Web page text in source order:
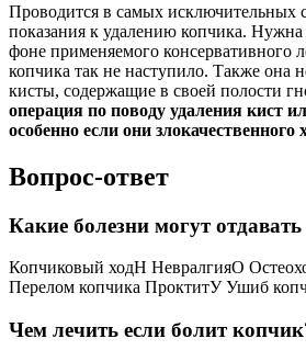
Проводится в самых исключительных
показания к удалению копчика. Нужна
фоне применяемого консервативного
копчика так не наступило. Также она
кисты, содержащие в своей полости
операция по поводу удаления кист
особенно если они злокачественного
Вопрос-ответ
Какие болезни могут
Копчиковый ходН НевралгияО
Перелом копчика ПроктитУ Ушиб
Чем лечить если болит